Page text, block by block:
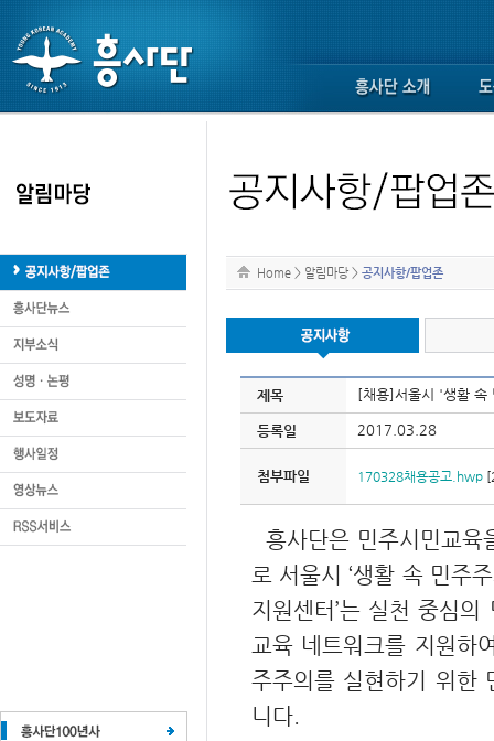
Home > 알림마당 > 공지사항/팝업존
제목 [채용]서울시 '생활 속
등록일 2017.03.28
첨부파일 170328채용공고.hwp
흥사단은 민주시민교육
로 서울시 ‘생활 속 민주
지원센터’는 실천 중심
교육 네트워크를 지원하
주주의를 실현하기 위한
니다.